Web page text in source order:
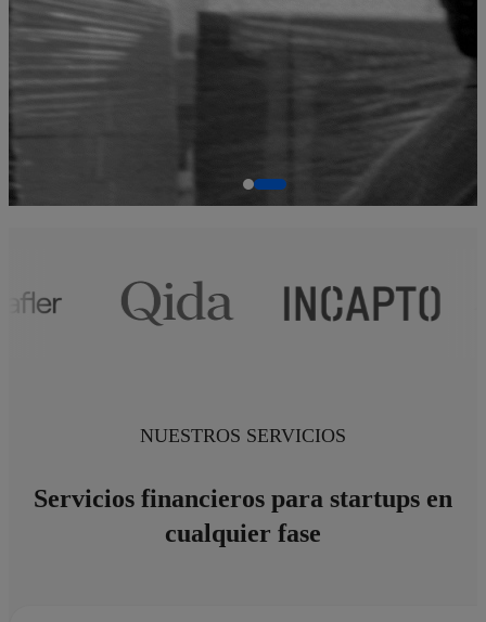
NUESTROS SERVICIOS
Servicios financieros para startups en
cualquier fase